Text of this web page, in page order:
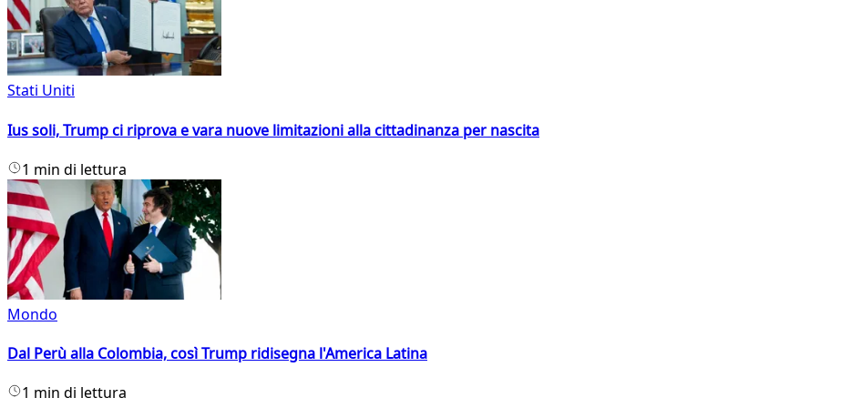
Stati Uniti
Ius soli, Trump ci riprova e vara nuove limitazioni alla cittadinanza per nascita
1 min di lettura
Mondo
Dal Perù alla Colombia, così Trump ridisegna l'America Latina
1 min di lettura